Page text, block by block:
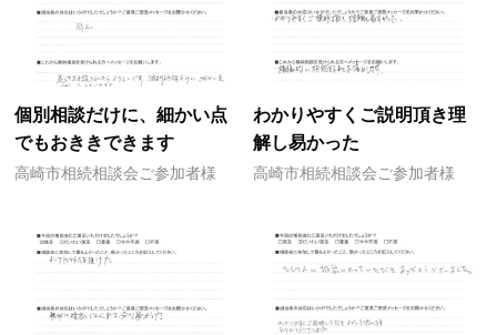
個別相談だけに、細かい点
でもおききできます
高崎市相続相談会ご参加者様
わかりやすくご説明頂き理
解し易かった
高崎市相続相談会ご参加者様